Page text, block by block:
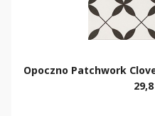
Opoczno Patchwork